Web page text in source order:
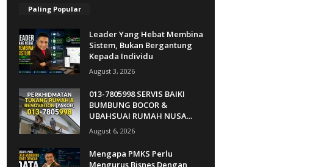
Paling Popular
Leader Yang Hebat Membina
Sistem, Bukan Bergantung
Kepada Individu
August 3, 2026
013-7805998 SERVIS BAIKI
BUMBUNG BOCOR &
UBAHSUAI RUMAH NUSA...
August 6, 2026
Mengapa PMKS Perlu
Mengurus Bisnes Dengan